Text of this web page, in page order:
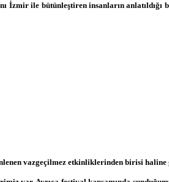
İzmir ile bütünleştiren insanların anlatıldığı
vazgeçilmez etkinliklerinden birisi